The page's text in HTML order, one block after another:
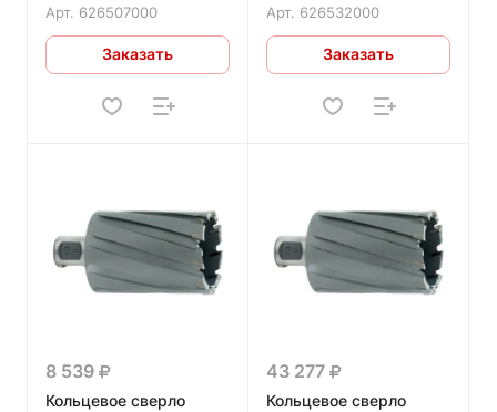
Арт. 626507000
Заказать
Арт. 626532000
Заказать
8 539
Кольцевое сверло
43 277
Кольцевое сверло